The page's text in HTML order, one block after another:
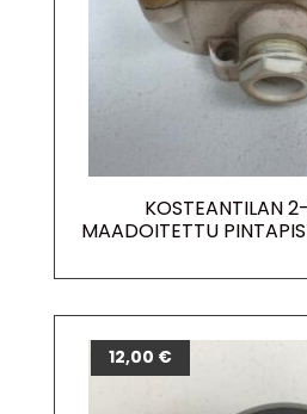
KOSTEANTILAN
MAADOITETTU
12,00 €